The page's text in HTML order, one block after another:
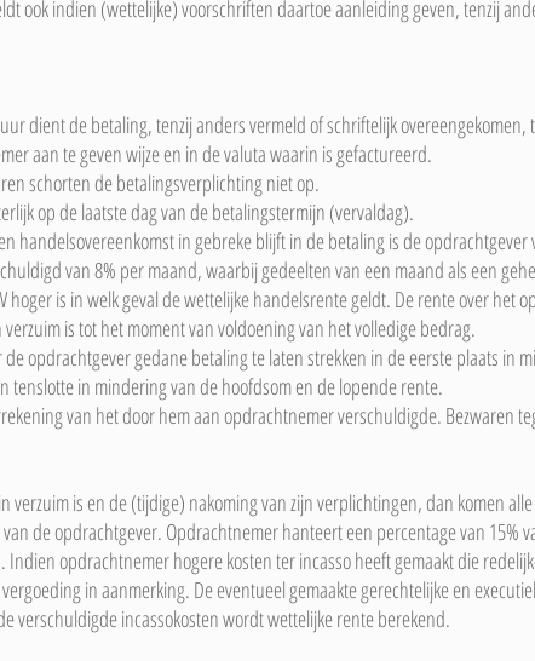
ook indien (wettelijke) voorschriften daartoe aanleiding geven, tenzij
dient de betaling, tenzij anders vermeld of schriftelijk
aan te geven wijze en in de valuta waarin is gefactureerd.
schorten de betalingsverplichting niet op.
op de laatste dag van de betalingstermijn (vervaldag).
handelsovereenkomst in gebreke blijft in de betaling is de opdrachtgever
van 8% per maand, waarbij gedeelten van een maand als een
hoger is in welk geval de wettelijke handelsrente geldt. De rente over het
is tot het moment van voldoening van het volledige bedrag.
opdrachtgever gedane betaling te laten strekken in de eerste plaats in
tenslotte in mindering van de hoofdsom en de lopende rente.
van het door hem aan opdrachtnemer verschuldigde. Bezwaren
verzuim is en de (tijdige) nakoming van zijn verplichtingen, dan komen
de opdrachtgever. Opdrachtnemer hanteert een percentage van 15%
opdrachtnemer hogere kosten ter incasso heeft gemaakt die
in aanmerking. De eventueel gemaakte gerechtelijke en
verschuldigde incassokosten wordt wettelijke rente berekend.